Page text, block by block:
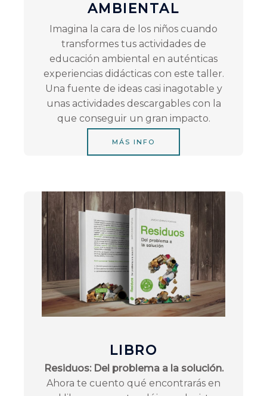
AMBIENTAL
Imagina la cara de los niños cuando
transformes tus actividades de
educación ambiental en auténticas
experiencias didácticas con este taller.
Una fuente de ideas casi inagotable y
unas actividades descargables con la
que conseguir un gran impacto.
MÁS INFO
LIBRO
Residuos: Del problema a la solución.
Ahora te cuento qué encontrarás en